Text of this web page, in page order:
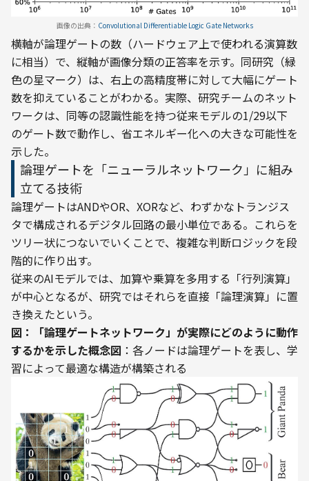
画像の出典： Convolutional Differentiable Logic Gate Networks
横軸が論理ゲートの数（ハードウェア上で使われる演算数
に相当）で、縦軸が画像分類の正答率を示す。同研究（緑
色の星マーク）は、右上の高精度帯に対して大幅にゲート
数を抑えていることがわかる。実際、研究チームのネット
ワークは、同等の認識性能を持つ従来モデルの1/29以下
のゲート数で動作し、省エネルギー化への大きな可能性を
示した。
論理ゲートを「ニューラルネットワーク」に組み
立てる技術
論理ゲートはANDやOR、XORなど、わずかなトランジス
タで構成されるデジタル回路の最小単位である。これらを
ツリー状につないでいくことで、複雑な判断ロジックを段
階的に作り出す。
従来のAIモデルでは、加算や乗算を多用する「行列演算」
が中心となるが、研究ではそれらを直接「論理演算」に置
き換えたという。
図：「論理ゲートネットワーク」が実際にどのように動作
するかを示した概念図 ：各ノードは論理ゲートを表し、学